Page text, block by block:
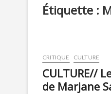
Étiquette :
CRITIQUE CULTURE
CULTURE//
de Marjane